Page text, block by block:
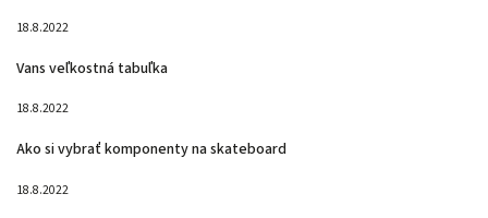
18.8.2022
Vans veľkostná tabuľka
18.8.2022
Ako si vybrať komponenty na skateboard
18.8.2022